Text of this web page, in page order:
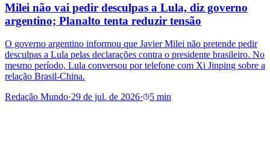
Milei não vai pedir desculpas a Lula, diz governo
argentino; Planalto tenta reduzir tensão
O governo argentino informou que Javier Milei não pretende pedir
desculpas a Lula pelas declarações contra o presidente brasileiro. No
mesmo período, Lula conversou por telefone com Xi Jinping sobre a
relação Brasil-China.
Redação Mundo·29 de jul. de 2026· 5 min